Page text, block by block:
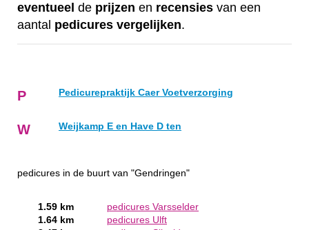
eventueel de prijzen en recensies van een
aantal pedicures vergelijken.
P Pedicurepraktijk Caer Voetverzorging
W Weijkamp E en Have D ten
pedicures in de buurt van "Gendringen"
1.59 km
pedicures Varsselder
1.64 km
pedicures Ulft